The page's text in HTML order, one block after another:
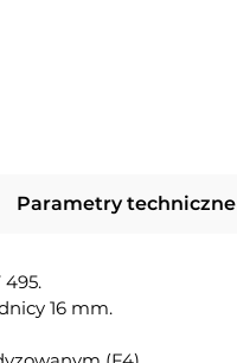
Parametry techniczne
495.
16 mm.